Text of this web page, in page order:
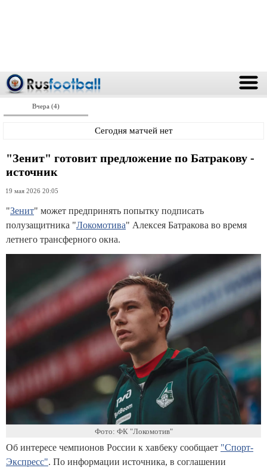
Вчера (4)
Сегодня матчей нет
"Зенит" готовит предложение по Батракову -
источник
19 мая 2026 20:05
"Зенит" может предпринять попытку подписать
полузащитника "Локомотива" Алексея Батракова во время
летнего трансферного окна.
Фото: ФК "Локомотив"
Об интересе чемпионов России к хавбеку сообщает "Спорт-
Экспресс". По информации источника, в соглашении